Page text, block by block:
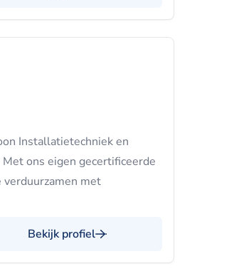
Installatietechniek en
ons eigen gecertificeerde
met
Bekijk profiel